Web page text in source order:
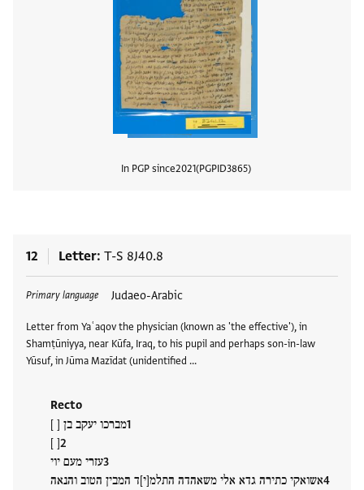
In PGP since2021 PGPID3865
12 Letter T-S 8J40.8
Primary language Judaeo-Arabic
Letter from Yaʿaqov the physician (known as 'the effective'), in
Shamṭūniyya, near Kūfa, Iraq, to his pupil and perhaps son-in-law
Yūsuf, in Jūma Mazīdat (unidentified …
Recto
מברכו יעקב בן [ ]
[ ]
עזרי מעם יוי
אשואקי כתירה גדא אלי משאהדה התלמ[י]ד המבין הטוב והנאה
Tags